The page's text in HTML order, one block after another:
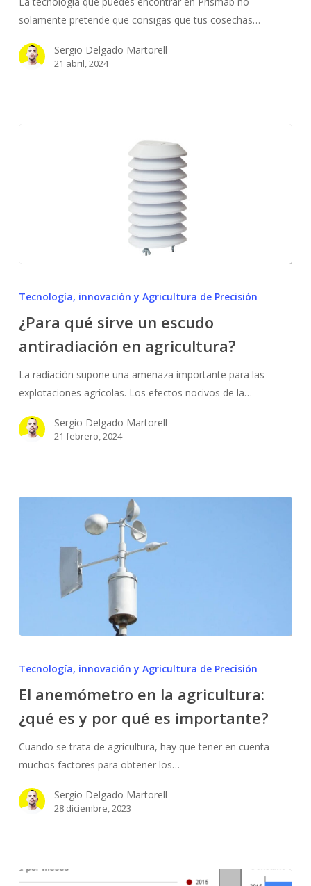
solamente pretende que consigas que tus cosechas…
Sergio Delgado Martorell
21 abril, 2024
un
escudo
en
agricultura?
Tecnología, innovación y Agricultura de Precisión
¿Para qué sirve un escudo
antiradiación en agricultura?
La radiación supone una amenaza importante para las
explotaciones agrícolas. Los efectos nocivos de la…
Sergio Delgado Martorell
21 febrero, 2024
anemómetro
la
agricultura:
es
y
por
qué
Tecnología, innovación y Agricultura de Precisión
El anemómetro en la agricultura:
¿qué es y por qué es importante?
Cuando se trata de agricultura, hay que tener en cuenta
muchos factores para obtener los…
Sergio Delgado Martorell
28 diciembre, 2023